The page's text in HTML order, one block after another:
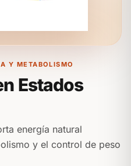
Y METABOLISMO
Estados
energía natural
y el control de peso